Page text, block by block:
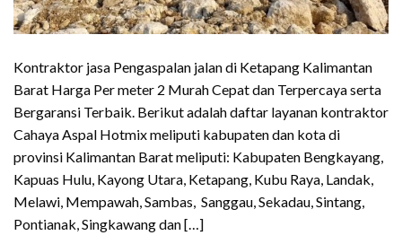
Kontraktor jasa Pengaspalan jalan di Ketapang Kalimantan
Barat Harga Per meter 2 Murah Cepat dan Terpercaya serta
Bergaransi Terbaik. Berikut adalah daftar layanan kontraktor
Cahaya Aspal Hotmix meliputi kabupaten dan kota di
provinsi Kalimantan Barat meliputi: Kabupaten Bengkayang,
Kapuas Hulu, Kayong Utara, Ketapang, Kubu Raya, Landak,
Melawi, Mempawah, Sambas, Sanggau, Sekadau, Sintang,
Pontianak, Singkawang dan […]